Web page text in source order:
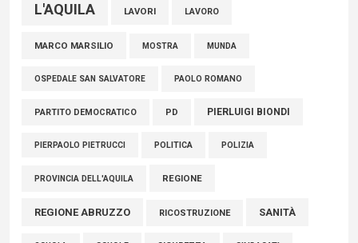
L'AQUILA LAVORI LAVORO
MARCO MARSILIO MOSTRA MUNDA
OSPEDALE SAN SALVATORE PAOLO ROMANO
PARTITO DEMOCRATICO PD PIERLUIGI BIONDI
PIERPAOLO PIETRUCCI POLITICA POLIZIA
PROVINCIA DELL'AQUILA REGIONE
REGIONE ABRUZZO RICOSTRUZIONE SANITÀ